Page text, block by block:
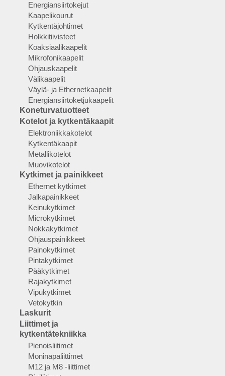
Energiansiirtokejut
Kaapelikourut
Kytkentäjohtimet
Holkkitiivisteet
Koaksiaalikaapelit
Mikrofonikaapelit
Ohjauskaapelit
Välikaapelit
Väylä- ja Ethernetkaapelit
Energiansiirtoketjukaapelit
Koneturvatuotteet
Kotelot ja kytkentäkaapit
Elektroniikkakotelot
Kytkentäkaapit
Metallikotelot
Muovikotelot
Kytkimet ja painikkeet
Ethernet kytkimet
Jalkapainikkeet
Keinukytkimet
Microkytkimet
Nokkakytkimet
Ohjauspainikkeet
Painokytkimet
Pintakytkimet
Pääkytkimet
Rajakytkimet
Vipukytkimet
Vetokytkin
Laskurit
Liittimet ja
kytkentätekniikka
Pienoisliitimet
Moninapaliittimet
M12 ja M8 -liittimet